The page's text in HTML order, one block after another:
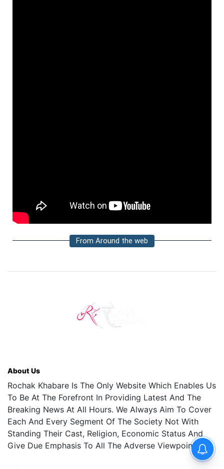
From Around the web
About Us
Rochak Khabare Is The Only Website Which Enables Us
To Be At The Forefront In Providing Latest And The
Breaking News At All Hours. We Always Aim To Cover
Each And Every Segment Of The Society Not With
Standing Their Cast, Religion, Economic Status And
Give Due Emphasis To All The Adverse Viewpoints.